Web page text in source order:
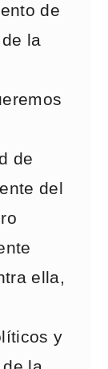
de
la
de
del
ella,
y